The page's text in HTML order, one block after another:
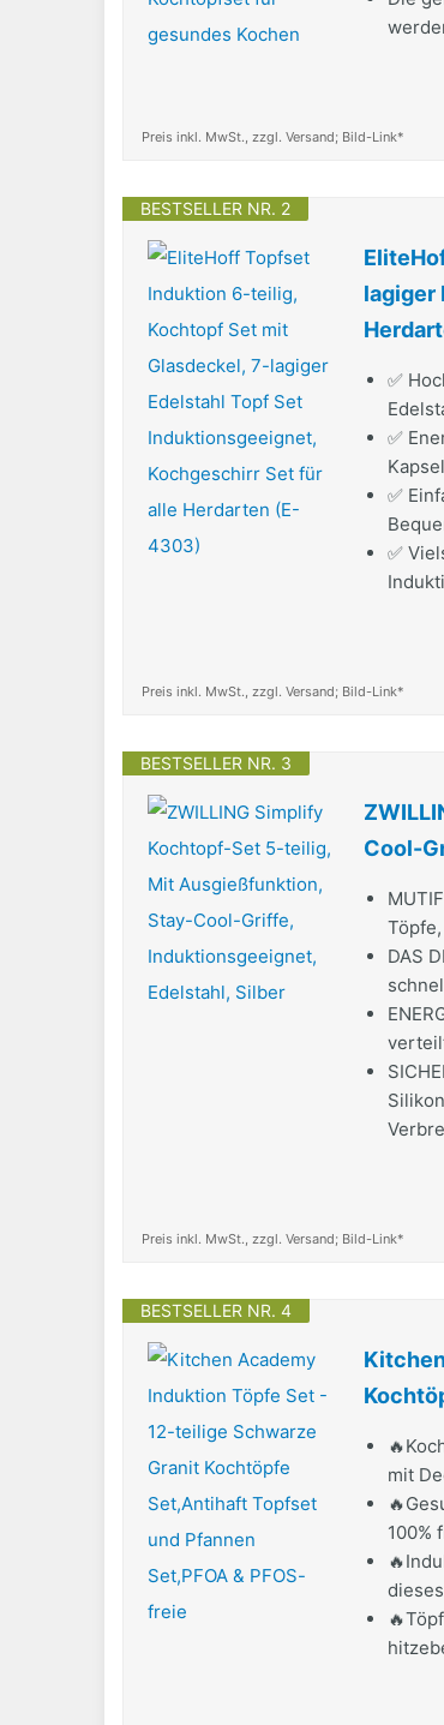
Preis inkl. MwSt., zzgl. Versand; Bild-Link*
BESTSELLER NR. 2
lagiger
✅
✅
✅
✅
Preis inkl. MwSt., zzgl. Versand; Bild-Link*
BESTSELLER NR. 3
Cool-
DAS
Preis inkl. MwSt., zzgl. Versand; Bild-Link*
BESTSELLER NR. 4
mit
100%